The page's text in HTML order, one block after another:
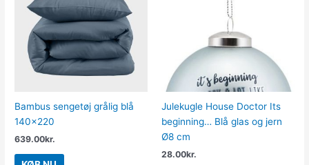
Bambus sengetøj grålig blå
140×220
639.00kr.
Julekugle House Doctor Its
beginning… Blå glas og jern
Ø8 cm
28.00kr.